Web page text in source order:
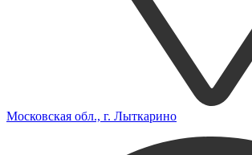
Московская обл., г. Лыткарино